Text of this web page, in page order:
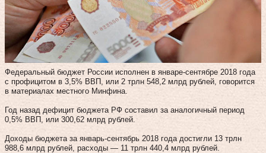
Федеральный бюджет России исполнен в январе-сентябре 2018 года
с профицитом в 3,5% ВВП, или 2 трлн 548,2 млрд рублей, говорится
в материалах местного Минфина.
Год назад дефицит бюджета РФ составил за аналогичный период
0,5% ВВП, или 300,62 млрд рублей.
Доходы бюджета за январь-сентябрь 2018 года достигли 13 трлн
988,6 млрд рублей, расходы — 11 трлн 440,4 млрд рублей.